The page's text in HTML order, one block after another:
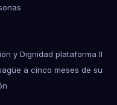
y Dignidad plataforma II
a cinco meses de su